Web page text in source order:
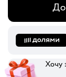
Хочу